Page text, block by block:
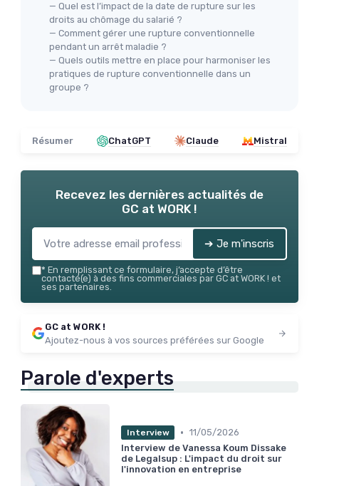
— Quel est l’impact de la date de rupture sur les
droits au chômage du salarié ?
— Comment gérer une rupture conventionnelle
pendant un arrêt maladie ?
— Quels outils mettre en place pour harmoniser les
pratiques de rupture conventionnelle dans un
groupe ?
Résumer ChatGPT Claude Mistral
Recevez les dernières actualités de
GC at WORK !
➔ Je m'inscris
* En remplissant ce formulaire, j’accepte d’être
contacté(e) à des fins commerciales par GC at WORK ! et
ses partenaires.
GC at WORK !
Ajoutez-nous à vos sources préférées sur Google
Parole d'experts
Interview • 11/05/2026
Interview de Vanessa Koum Dissake
de Legalsup : L'impact du droit sur
l'innovation en entreprise